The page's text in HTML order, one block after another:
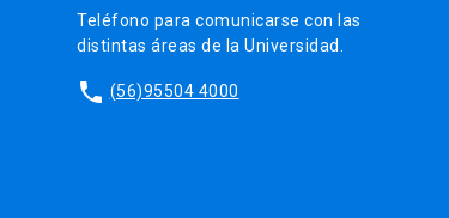
Teléfono para comunicarse con las
distintas áreas de la Universidad.
phone (56)95504 4000